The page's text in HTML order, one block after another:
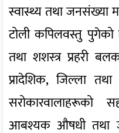
स्वास्थ्य तथा जनसंख्या
टोली कपिलवस्तु
तथा शशस्त्र प्रहरी
प्रादेशिक, जिल्ला
आबश्यक औषधी तथा